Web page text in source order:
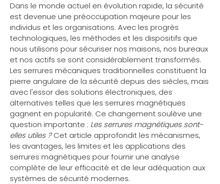
Dans le monde actuel en évolution rapide, la sécurité
est devenue une préoccupation majeure pour les
individus et les organisations. Avec les progrès
technologiques, les méthodes et les dispositifs que
nous utilisons pour sécuriser nos maisons, nos bureaux
et nos actifs se sont considérablement transformés.
Les serrures mécaniques traditionnelles constituent la
pierre angulaire de la sécurité depuis des siècles, mais
avec l'essor des solutions électroniques, des
alternatives telles que les serrures magnétiques
gagnent en popularité. Ce changement soulève une
question importante : Les serrures magnétiques sont-
elles utiles ?Cet article approfondit les mécanismes,
les avantages, les limites et les applications des
serrures magnétiques pour fournir une analyse
complète de leur efficacité et de leur adéquation aux
systèmes de sécurité modernes.